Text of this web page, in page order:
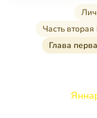
Часть
Глава